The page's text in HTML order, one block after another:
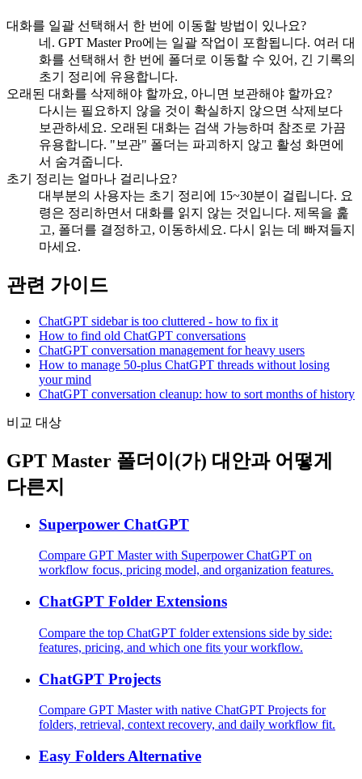
대화를 일괄 선택해서 한 번에 이동할 방법이 있나요?
네. GPT Master Pro에는 일괄 작업이 포함됩니다. 여러 대
화를 선택해서 한 번에 폴더로 이동할 수 있어, 긴 기록의
초기 정리에 유용합니다.
오래된 대화를 삭제해야 할까요, 아니면 보관해야 할까요?
다시는 필요하지 않을 것이 확실하지 않으면 삭제보다
보관하세요. 오래된 대화는 검색 가능하며 참조로 가끔
유용합니다. "보관" 폴더는 파괴하지 않고 활성 화면에
서 숨겨줍니다.
초기 정리는 얼마나 걸리나요?
대부분의 사용자는 초기 정리에 15~30분이 걸립니다. 요
령은 정리하면서 대화를 읽지 않는 것입니다. 제목을 훑
고, 폴더를 결정하고, 이동하세요. 다시 읽는 데 빠져들지
마세요.
관련 가이드
ChatGPT sidebar is too cluttered - how to fix it
How to find old ChatGPT conversations
ChatGPT conversation management for heavy users
How to manage 50-plus ChatGPT threads without losing
your mind
ChatGPT conversation cleanup: how to sort months of history
비교 대상
GPT Master 폴더이(가) 대안과 어떻게
다른지
Superpower ChatGPT
Compare GPT Master with Superpower ChatGPT on
workflow focus, pricing model, and organization features.
ChatGPT Folder Extensions
Compare the top ChatGPT folder extensions side by side:
features, pricing, and which one fits your workflow.
ChatGPT Projects
Compare GPT Master with native ChatGPT Projects for
folders, retrieval, context recovery, and daily workflow fit.
Easy Folders Alternative